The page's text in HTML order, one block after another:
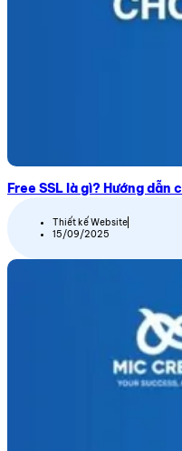
Free SSL là gì? Hướng dẫn
Thiết kế Website
15/09/2025